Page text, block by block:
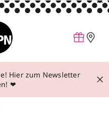
Hier zum Newsletter
❤